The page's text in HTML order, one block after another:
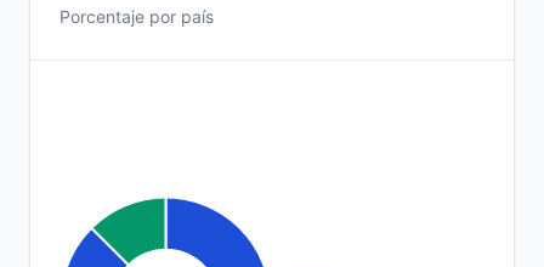
Porcentaje por país